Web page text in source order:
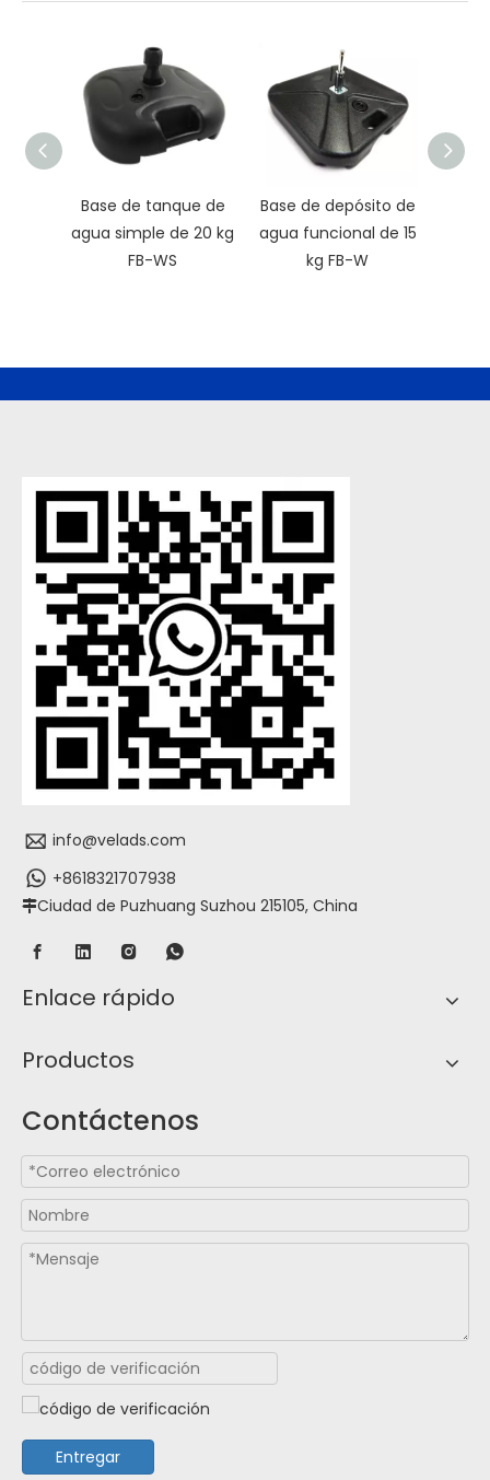
Base de tanque de
agua simple de 20 kg
FB-WS
Base de depósito de
agua funcional de 15
kg FB-W
info@velads.com
+8618321707938
Ciudad de Puzhuang Suzhou 215105, China
Enlace rápido
Productos
Contáctenos
Entregar